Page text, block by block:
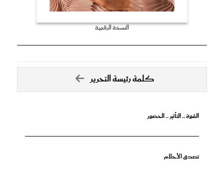
النسخة الرقمية
كلمة رئيسة التحرير
القوة .. التأثير .. الحضور
تصدق الأحلام